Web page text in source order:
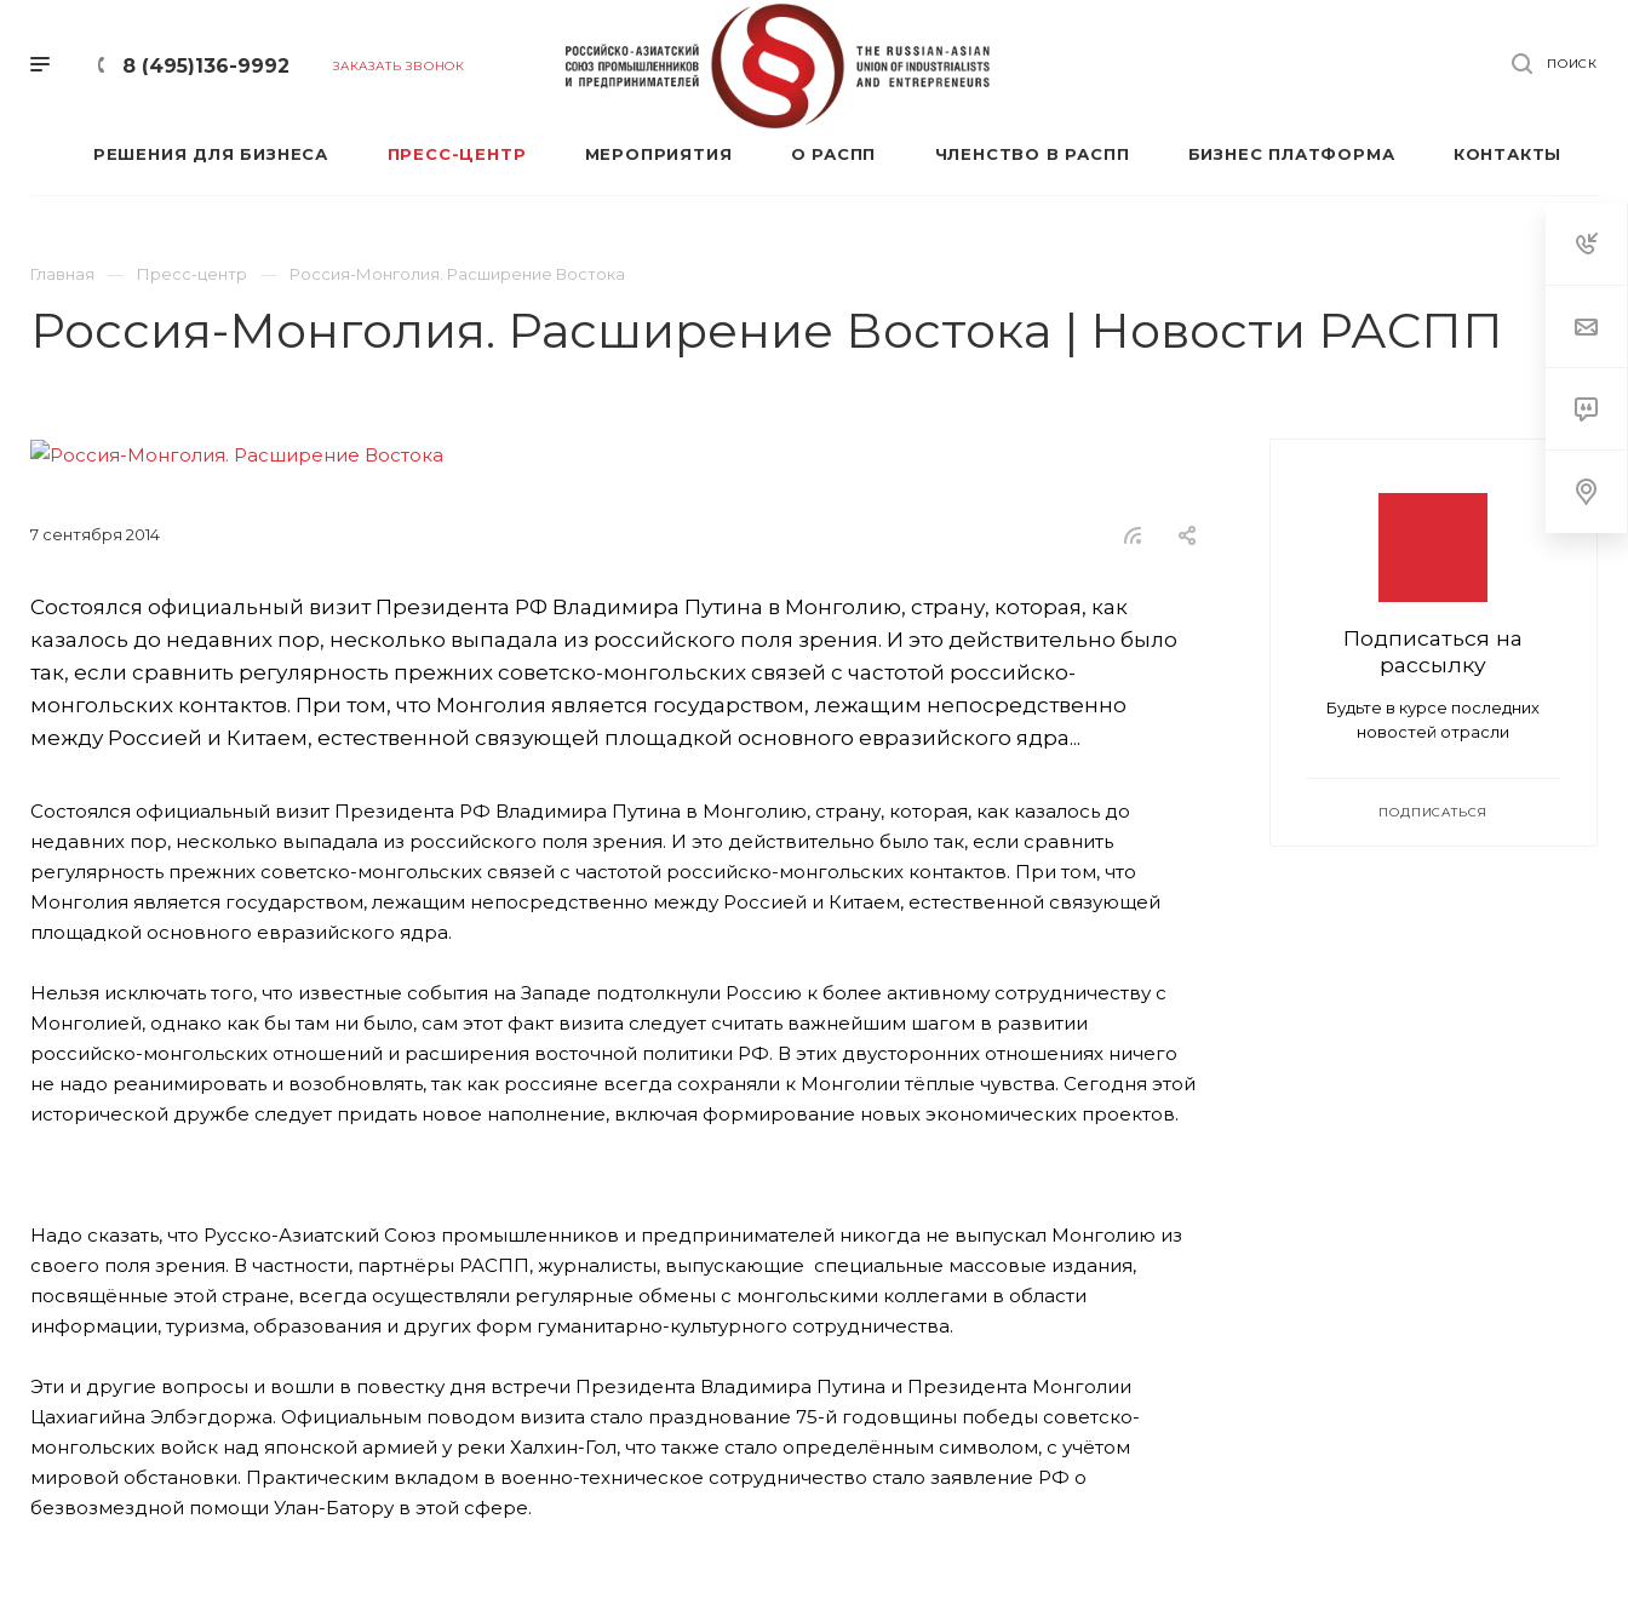
8 (495)136-9992 ЗАКАЗАТЬ ЗВОНОК ПОИСК
РЕШЕНИЯ ДЛЯ БИЗНЕСА ПРЕСС-ЦЕНТР МЕРОПРИЯТИЯ О РАСПП ЧЛЕНСТВО В РАСПП БИЗНЕС ПЛАТФОРМА КОНТАКТЫ
Главная Пресс-центр Россия-Монголия. Расширение Востока
Россия-Монголия. Расширение Востока | Новости РАСПП
7 сентября 2014
Состоялся официальный визит Президента РФ Владимира Путина в Монголию, страну, которая, как
казалось до недавних пор, несколько выпадала из российского поля зрения. И это действительно было
так, если сравнить регулярность прежних советско-монгольских связей с частотой российско-
монгольских контактов. При том, что Монголия является государством, лежащим непосредственно
между Россией и Китаем, естественной связующей площадкой основного евразийского ядра...
Состоялся официальный визит Президента РФ Владимира Путина в Монголию, страну, которая, как казалось до
недавних пор, несколько выпадала из российского поля зрения. И это действительно было так, если сравнить
регулярность прежних советско-монгольских связей с частотой российско-монгольских контактов. При том, что
Монголия является государством, лежащим непосредственно между Россией и Китаем, естественной связующей
площадкой основного евразийского ядра.
Нельзя исключать того, что известные события на Западе подтолкнули Россию к более активному сотрудничеству с
Монголией, однако как бы там ни было, сам этот факт визита следует считать важнейшим шагом в развитии
российско-монгольских отношений и расширения восточной политики РФ. В этих двусторонних отношениях ничего
не надо реанимировать и возобновлять, так как россияне всегда сохраняли к Монголии тёплые чувства. Сегодня этой
исторической дружбе следует придать новое наполнение, включая формирование новых экономических проектов.
Надо сказать, что Русско-Азиатский Союз промышленников и предпринимателей никогда не выпускал Монголию из
своего поля зрения. В частности, партнёры РАСПП, журналисты, выпускающие специальные массовые издания,
посвящённые этой стране, всегда осуществляли регулярные обмены с монгольскими коллегами в области
информации, туризма, образования и других форм гуманитарно-культурного сотрудничества.
Эти и другие вопросы и вошли в повестку дня встречи Президента Владимира Путина и Президента Монголии
Цахиагийна Элбэгдоржа. Официальным поводом визита стало празднование 75-й годовщины победы советско-
монгольских войск над японской армией у реки Халхин-Гол, что также стало определённым символом, с учётом
мировой обстановки. Практическим вкладом в военно-техническое сотрудничество стало заявление РФ о
безвозмездной помощи Улан-Батору в этой сфере.
Подписаться на
рассылку
Будьте в курсе последних
новостей отрасли
ПОДПИСАТЬСЯ